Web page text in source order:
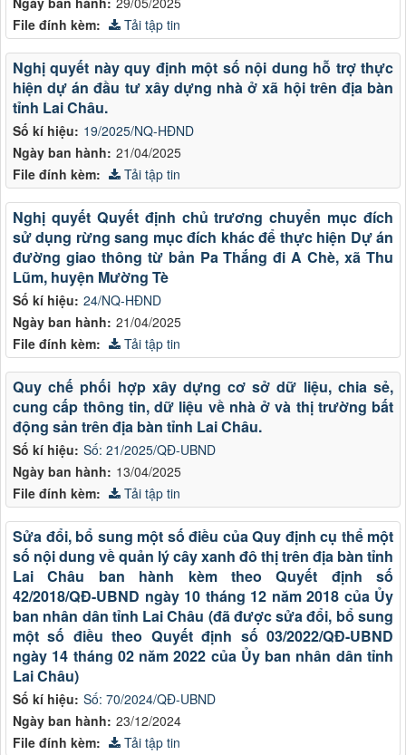
File đính kèm:
Tải tập tin
Số kí hiệu: 19/2025/NQ-HĐND
Ngày ban hành: 21/04/2025
Nghị quyết này quy định một số nội dung hỗ trợ thực
hiện dự án đầu tư xây dựng nhà ở xã hội trên địa bàn
tỉnh Lai Châu.
File đính kèm: Tải tập tin
Số kí hiệu: 24/NQ-HĐND
Ngày ban hành: 21/04/2025
Nghị quyết Quyết định chủ trương chuyển mục đích
sử dụng rừng sang mục đích khác để thực hiện Dự án
đường giao thông từ bản Pa Thắng đi A Chè, xã Thu
Lũm, huyện Mường Tè
File đính kèm: Tải tập tin
Số kí hiệu: Số: 21/2025/QĐ-UBND
Ngày ban hành: 13/04/2025
Quy chế phối hợp xây dựng cơ sở dữ liệu, chia sẻ,
cung cấp thông tin, dữ liệu về nhà ở và thị trường bất
động sản trên địa bàn tỉnh Lai Châu.
File đính kèm: Tải tập tin
Số kí hiệu: Số: 70/2024/QĐ-UBND
Ngày ban hành: 23/12/2024
Sửa đổi, bổ sung một số điều của Quy định cụ thể một
số nội dung về quản lý cây xanh đô thị trên địa bàn tỉnh
Lai Châu ban hành kèm theo Quyết định số
42/2018/QĐ-UBND ngày 10 tháng 12 năm 2018 của Ủy
ban nhân dân tỉnh Lai Châu (đã được sửa đổi, bổ sung
một số điều theo Quyết định số 03/2022/QĐ-UBND
ngày 14 tháng 02 năm 2022 của Ủy ban nhân dân tỉnh
Lai Châu)
File đính kèm: Tải tập tin